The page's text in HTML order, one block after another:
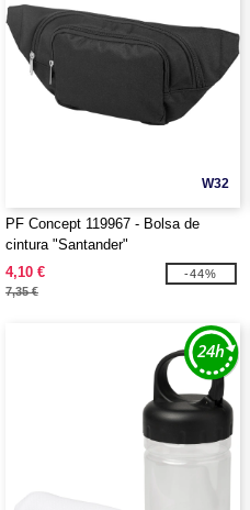
W32
PF Concept 119967 - Bolsa de
cintura "Santander"
4,10 €
7,35 €
-44%